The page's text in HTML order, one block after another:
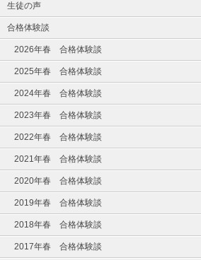
生徒の声
合格体験談
2026年春 合格体験談
2025年春 合格体験談
2024年春 合格体験談
2023年春 合格体験談
2022年春 合格体験談
2021年春 合格体験談
2020年春 合格体験談
2019年春 合格体験談
2018年春 合格体験談
2017年春 合格体験談